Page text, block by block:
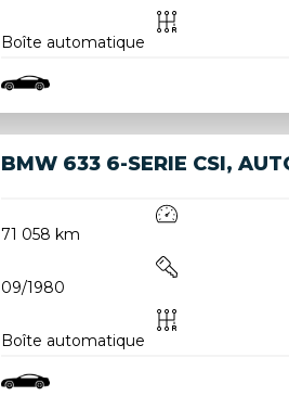
Boîte automatique
BMW 633 6-SERIE CSI,
71 058 km
09/1980
Boîte automatique